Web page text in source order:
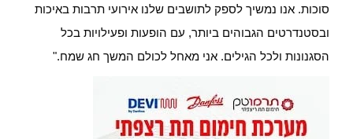
סוכות. אנו נמשיך לספק לתושבים שלנו אירועי תרבות באיכות
ובסטנדרטים הגבוהים ביותר, עם הופעות ופעילויות בכל
הסגנונות ולכל הגילים. אני מאחל לכולם המשך חג שמח."